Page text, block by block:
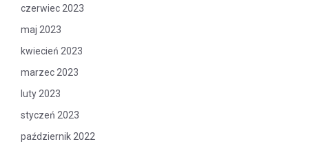
czerwiec 2023
maj 2023
kwiecień 2023
marzec 2023
luty 2023
styczeń 2023
październik 2022